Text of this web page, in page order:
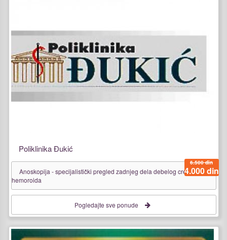
Poliklinika Đukić
Anoskopija - specijalistički pregled zadnjeg dela debelog creva i
hemoroida
6.500 din
4.000 din
Pogledajte sve ponude